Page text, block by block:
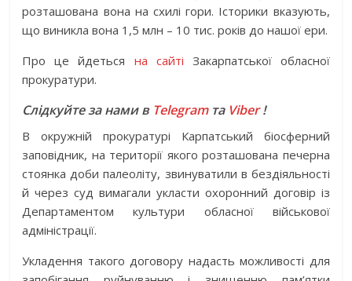
розташована вона на схилі гори. Історики вказують,
що виникла вона 1,5 млн – 10 тис. років до нашої ери.
Про це йдеться на сайті Закарпатської обласної
прокуратури.
Слідкуйте за нами в Telegramта Viber!
В окружній прокуратурі Карпатський біосферний
заповідник, на території якого розташована печерна
стоянка доби палеоліту, звинуватили в бездіяльності
й через суд вимагали укласти охоронний договір із
Департаментом культури обласної військової
адміністрації.
Укладення такого договору надасть можливості для